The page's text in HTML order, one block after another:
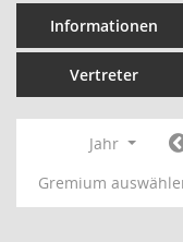
Informationen
Vertreter
Jahr
Gremium